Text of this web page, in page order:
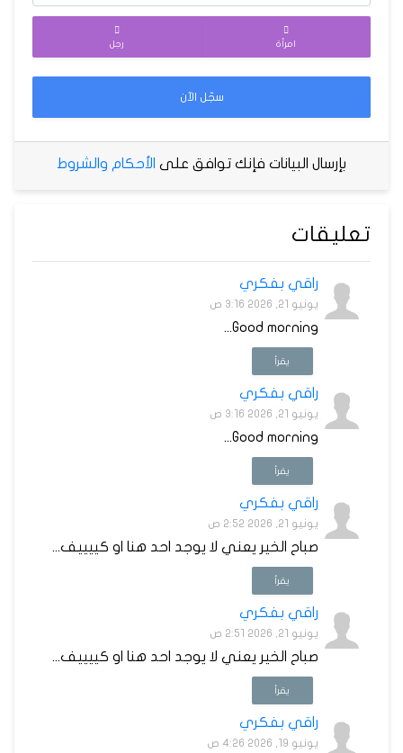
امرأة رجل
سجّل الآن
بإرسال البيانات فإنك توافق على الأحكام والشروط
تعليقات
راقي بفكري
يونيو 21, 2026 3:16 ص
Good morning...
يقرأ
راقي بفكري
يونيو 21, 2026 3:16 ص
Good morning...
يقرأ
راقي بفكري
يونيو 21, 2026 2:52 ص
صباح الخير يعني لا يوجد احد هنا او كييييف...
يقرأ
راقي بفكري
يونيو 21, 2026 2:51 ص
صباح الخير يعني لا يوجد احد هنا او كييييف...
يقرأ
راقي بفكري
يونيو 19, 2026 4:26 ص